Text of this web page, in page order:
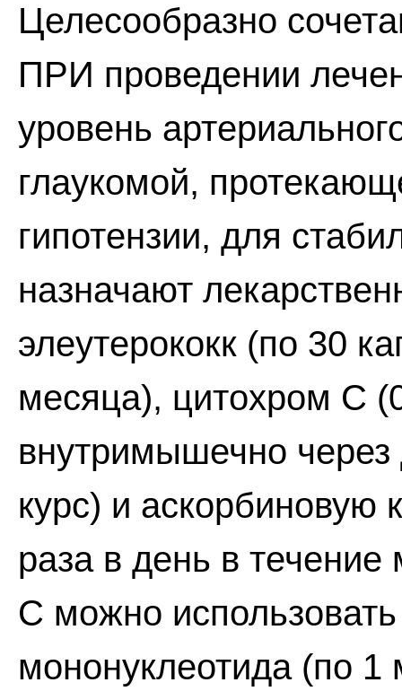
Целесообразно
ПРИ проведении
уровень
глаукомой,
гипотензии, для
назначают
элеутерококк (по 30
месяца), цитохром С
внутримышечно
курс) и аскорбиновую
раза в день в
С можно
мононуклеотида (по